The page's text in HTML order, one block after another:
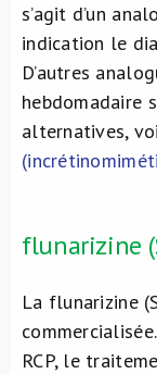
s’agit d’un
indication le
D’autres
hebdomadaire
alternatives,
flunarizine
La flunarizine
RCP, le